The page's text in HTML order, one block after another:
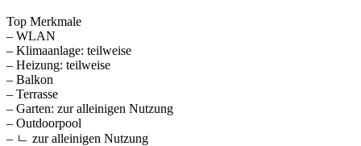
Top Merkmale
– WLAN
– Klimaanlage: teilweise
– Heizung: teilweise
– Balkon
– Terrasse
– Garten: zur alleinigen Nutzung
– Outdoorpool
– ㄴ zur alleinigen Nutzung